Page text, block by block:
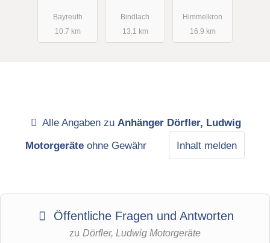
Pittl GmbH
Bayreuth
10.7 km
äte
Vertriebs-
GmbH
Bindlach
13.1 km
Baumaschin
enverleih
Himmelkron
16.9 km
Alle Angaben zu Anhänger Dörfler, Ludwig
Motorgeräte ohne Gewähr Inhalt melden
Öffentliche Fragen und Antworten
zu Dörfler, Ludwig Motorgeräte